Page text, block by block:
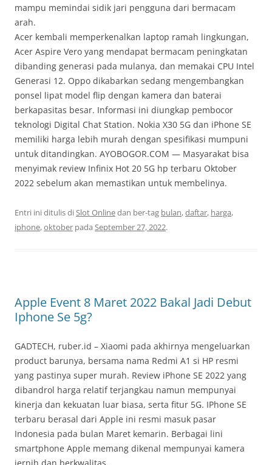
mampu memindai sidik jari pengguna dari bermacam
arah.
Acer kembali memperkenalkan laptop ramah lingkungan,
Acer Aspire Vero yang mendapat bermacam peningkatan
dibanding generasi pada mulanya, dan memakai CPU Intel
Generasi 12. Oppo dikabarkan sedang mengembangkan
ponsel lipat model flip dengan kamera dan baterai
berkapasitas besar. Informasi ini diungkap pembocor
teknologi Digital Chat Station. Nokia X30 5G dan iPhone SE
memiliki harga lebih murah dengan spesifikasi mumpuni
untuk ditandingkan. AYOBOGOR.COM — Masyarakat bisa
menyimak review Infinix Hot 20 5G hp terbaru Oktober
2022 sebelum akan memastikan untuk membelinya.
Entri ini ditulis diSlot Onlinedan ber-tag bulan,daftar, harga,
iphone,oktober pada September 27, 2022.
Apple Event 8 Maret 2022 Bakal Jadi Debut
Iphone Se 5g?
GADTECH, ruber.id – Xiaomi pada akhirnya mengeluarkan
product barunya, bersama nama Redmi A1 si HP resmi
yang pastinya super murah. Review iPhone SE 2022 yang
dibandrol harga relatif terjangkau namun mempunyai
kinerja dan kekuatan luar biasa, serta fitur 5G. IPhone SE
terbaru berasal dari Apple ini resmi masuk pasar
Indonesia pada bulan Maret kemarin. Berbagai lini
smartphone Apple memang dikenal mempunyai kamera